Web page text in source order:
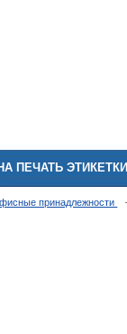
ПЕЧАТЬ ЭТИКЕТКИ
принадлежности